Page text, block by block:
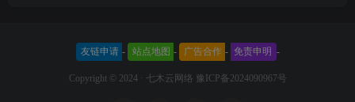
友链申请 - 站点地图 - 广告合作 - 免责申明 -
Copyright © 2024 · 七木云网络 豫ICP备2024090967号